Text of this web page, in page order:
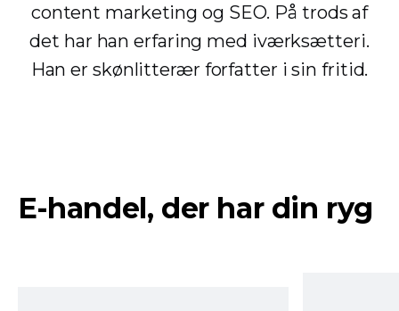
content marketing og SEO. På trods af
det har han erfaring med iværksætteri.
Han er skønlitterær forfatter i sin fritid.
E-handel, der har din ryg